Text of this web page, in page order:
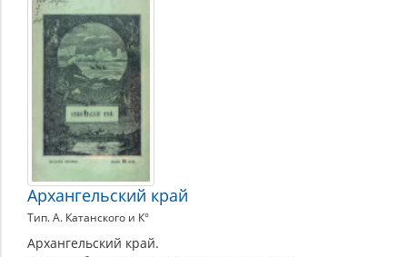
Архангельский край
Тип. А. Катанского и К°
Архангельский край.